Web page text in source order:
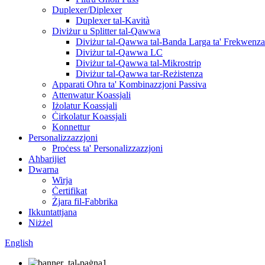
Duplexer/Diplexer
Duplexer tal-Kavità
Diviżur u Splitter tal-Qawwa
Diviżur tal-Qawwa tal-Banda Larga ta'
Diviżur tal-Qawwa LC
Diviżur tal-Qawwa tal-Mikrostrip
Diviżur tal-Qawwa tar-Reżistenza
Apparati Oħra ta' Kombinazzjoni Passiva
Attenwatur Koassjali
Iżolatur Koassjali
Ċirkolatur Koassjali
Konnettur
Personalizzazzjoni
Proċess ta' Personalizzazzjoni
Aħbarijiet
Dwarna
Wirja
Ċertifikat
Żjara fil-Fabbrika
Ikkuntattjana
Niżżel
English